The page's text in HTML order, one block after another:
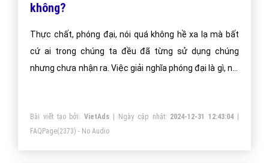
không?
Thực chất, phóng đại, nói quá không hề xa lạ mà bất
cứ ai trong chúng ta đều đã từng sử dụng chúng
nhưng chưa nhận ra. Việc giải nghĩa phóng đại là gì, nói
điệp ngữ, so sánh. Bạn đọc có thể tìm hiểu về biện
pháp tu từ So sánh qua bài viết So sánh là gì trước khi
tham khảo khái niệm nói quá.
Bài viết tạo bởi:VietAds | Ngày cập nhật: 2024-12-31 12:43:04
FAQPage(2373) - No Audio